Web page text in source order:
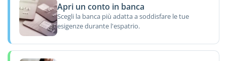
Apri un conto in banca
Scegli la banca più adatta a soddisfare le tue
esigenze durante l'espatrio.